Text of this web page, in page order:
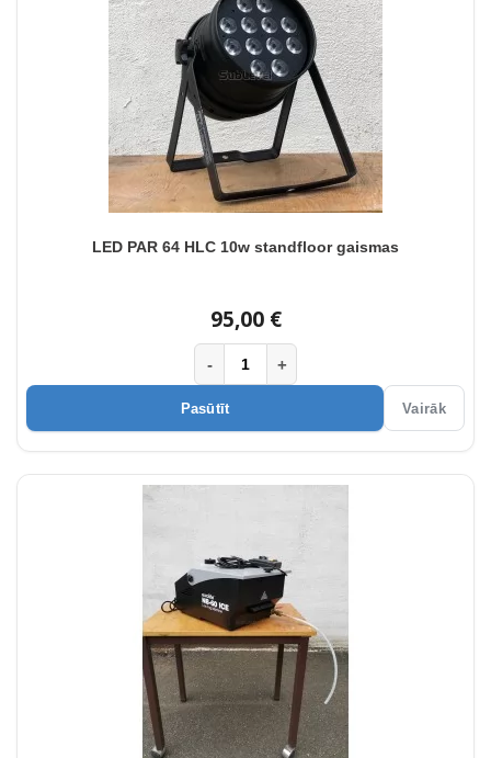
LED PAR 64 HLC 10w standfloor gaismas
95,00 €
- +
Pasūtīt Vairāk